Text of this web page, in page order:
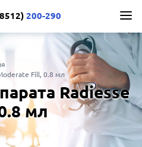
200-290
Fill, 0.8 мл
Radiesse
мл